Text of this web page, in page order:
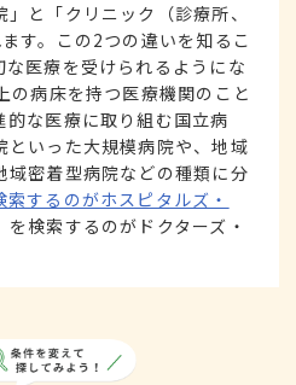
と「クリニック（診療所、
す。この2つの違いを知るこ
医療を受けられるようにな
の病床を持つ医療機関のこと
な医療に取り組む国立病
といった大規模病院や、地域
域密着型病院などの種類に分
索するのがホスピタルズ・
検索するのがドクターズ・